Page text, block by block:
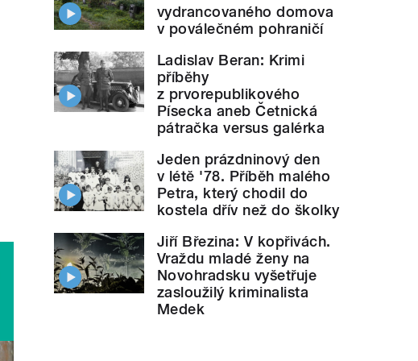
vydrancovaného domova
v poválečném pohraničí
Ladislav Beran: Krimi
příběhy
z prvorepublikového
Písecka aneb Četnická
pátračka versus galérka
Jeden prázdninový den
v létě '78. Příběh malého
Petra, který chodil do
kostela dřív než do školky
Jiří Březina: V kopřivách.
Vraždu mladé ženy na
Novohradsku vyšetřuje
zasloužilý kriminalista
Medek